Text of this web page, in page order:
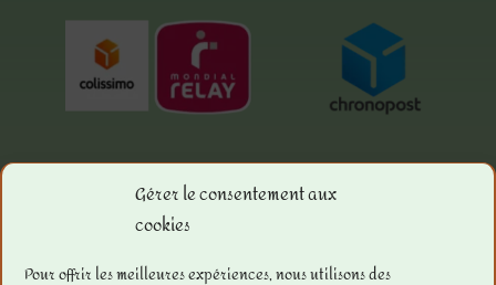
Gérer le consentement aux
cookies
Pour offrir les meilleures expériences, nous utilisons des